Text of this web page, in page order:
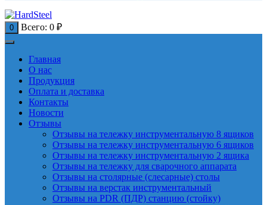
0 Всего: 0 ₽
Главная
О нас
Продукция
Оплата и доставка
Контакты
Новости
Отзывы
Отзывы на тележку инструментальную 8 ящиков
Отзывы на тележку инструментальную 6 ящиков
Отзывы на тележку инструментальную 2 ящика
Отзывы на тележку для сварочного аппарата
Отзывы на столярные (слесарные) столы
Отзывы на верстак инструментальный
Отзывы на PDR (ПДР) станцию (стойку)